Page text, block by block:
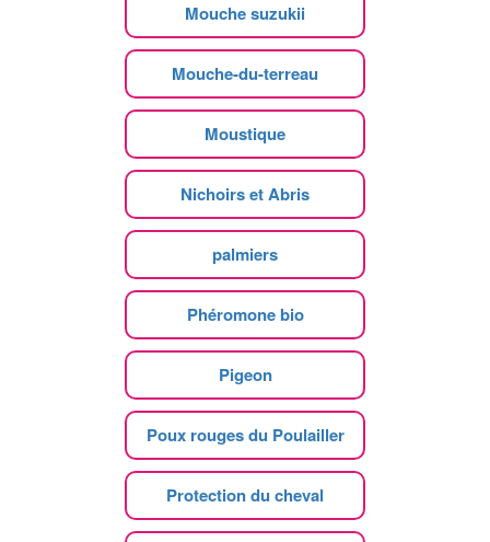
Mouche suzukii
Mouche-du-terreau
Moustique
Nichoirs et Abris
palmiers
Phéromone bio
Pigeon
Poux rouges du Poulailler
Protection du cheval